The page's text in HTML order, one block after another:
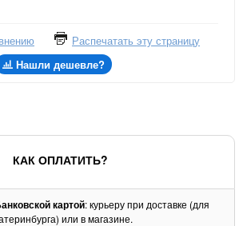
Распечатать эту страницу
Нашли дешевле?
КАК ОПЛАТИТЬ?
картой: курьеру при доставке (для
или в магазине.